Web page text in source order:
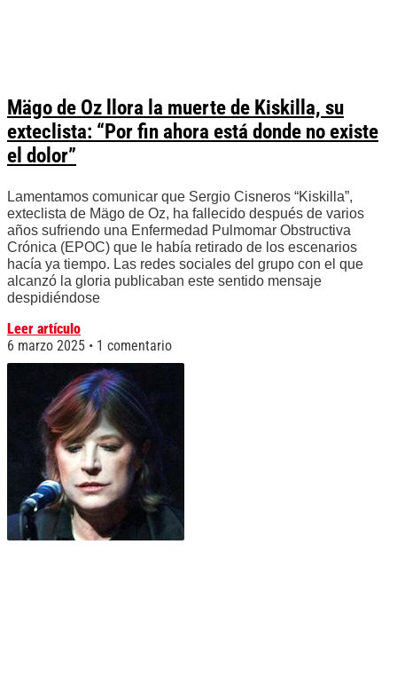
Mägo de Oz llora la muerte de Kiskilla, su
exteclista: “Por fin ahora está donde no existe
el dolor”
Lamentamos comunicar que Sergio Cisneros “Kiskilla”,
exteclista de Mägo de Oz, ha fallecido después de varios
años sufriendo una Enfermedad Pulmomar Obstructiva
Crónica (EPOC) que le había retirado de los escenarios
hacía ya tiempo. Las redes sociales del grupo con el que
alcanzó la gloria publicaban este sentido mensaje
despidiéndose
Leer artículo
6 marzo 2025
1 comentario